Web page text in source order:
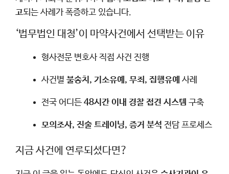
고되는 사례가 폭증하고 있습니다.
‘법무법인 대청’이 마약사건에서 선택받는 이유
형사전문 변호사 직접 사건 진행
사건별 불송치, 기소유예, 무죄, 집행유예 사례
전국 어디든 48시간 이내 경찰 접견 시스템 구축
모의조사, 진술 트레이닝, 증거 분석 전담 프로세스
지금 사건에 연루되셨다면?